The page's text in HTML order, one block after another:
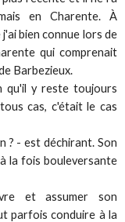
en Charente. À
bien connue lors de
qui comprenait
Barbezieux.
qu'il y reste toujours
cas, c'était le cas
? - est déchirant. Son
la fois bouleversante
et assumer son
parfois conduire à la